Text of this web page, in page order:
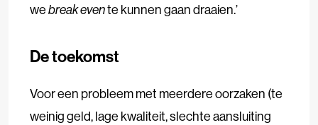
webreak evente kunnen gaan draaien.’
De toekomst
Voor een probleem met meerdere oorzaken (te
weinig geld, lage kwaliteit, slechte aansluiting